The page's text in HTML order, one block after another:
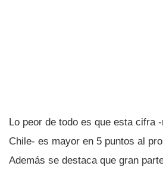
Lo peor de todo es que esta cifra
Chile- es mayor en 5 puntos al
Además se destaca que gran